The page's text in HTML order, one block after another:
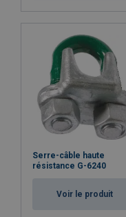
Serre-câble haute
résistance G-6240
Voir le produit